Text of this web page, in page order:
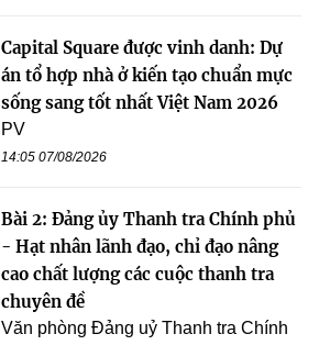
Capital Square được vinh danh: Dự
án tổ hợp nhà ở kiến tạo chuẩn mực
sống sang tốt nhất Việt Nam 2026
PV
14:05 07/08/2026
Bài 2: Đảng ủy Thanh tra Chính phủ
- Hạt nhân lãnh đạo, chỉ đạo nâng
cao chất lượng các cuộc thanh tra
chuyên đề
Văn phòng Đảng uỷ Thanh tra Chính